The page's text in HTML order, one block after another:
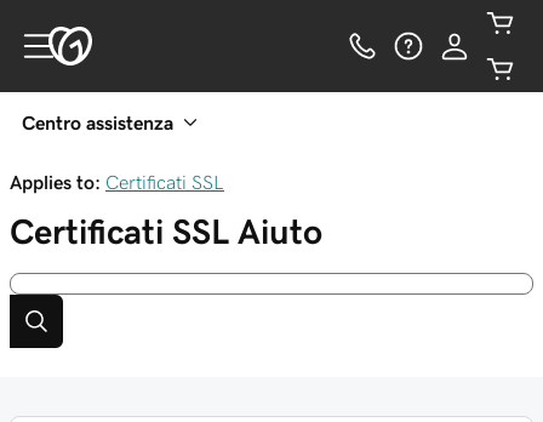
Centro assistenza
Applies to: Certificati SSL
Certificati SSL Aiuto